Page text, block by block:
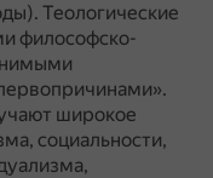
Теологические
философско-
широкое
социальности,